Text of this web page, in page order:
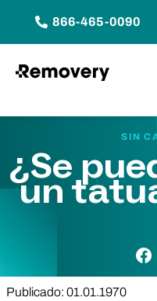
866-465-0090
SIN
¿Se
un
Publicado: 01.01.1970